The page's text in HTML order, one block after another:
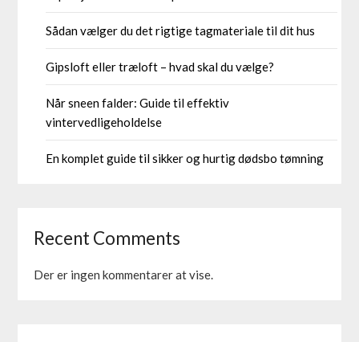
Sådan vælger du det rigtige tagmateriale til dit hus
Gipsloft eller træloft – hvad skal du vælge?
Når sneen falder: Guide til effektiv
vintervedligeholdelse
En komplet guide til sikker og hurtig dødsbo tømning
Recent Comments
Der er ingen kommentarer at vise.